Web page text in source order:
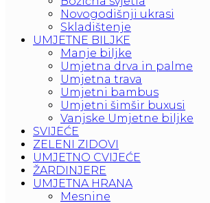
Novogodišnji ukrasi
Skladištenje
UMJETNE BILJKE
Manje biljke
Umjetna drva in palme
Umjetna trava
Umjetni bambus
Umjetni šimšir buxusi
Vanjske Umjetne biljke
SVIJEĆE
ZELENI ZIDOVI
UMJETNO CVIJEĆE
ŽARDINJERE
UMJETNA HRANA
Mesnine